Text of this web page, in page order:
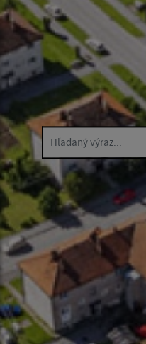
Hľadaný výraz...